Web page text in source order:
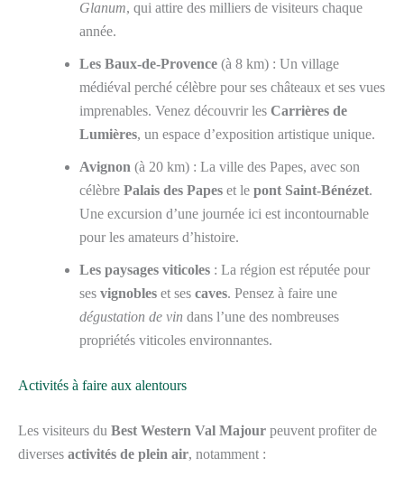
Glanum, qui attire des milliers de visiteurs chaque
année.
Les Baux-de-Provence (à 8 km) : Un village
médiéval perché célèbre pour ses châteaux et ses vues
imprenables. Venez découvrir les Carrières de
Lumières, un espace d’exposition artistique unique.
Avignon (à 20 km) : La ville des Papes, avec son
célèbre Palais des Papes et le pont Saint-Bénézet.
Une excursion d’une journée ici est incontournable
pour les amateurs d’histoire.
Les paysages viticoles : La région est réputée pour
ses vignobles et ses caves. Pensez à faire une
dégustation de vin dans l’une des nombreuses
propriétés viticoles environnantes.
Activités à faire aux alentours
Les visiteurs du Best Western Val Majour peuvent profiter de
diverses activités de plein air, notamment :